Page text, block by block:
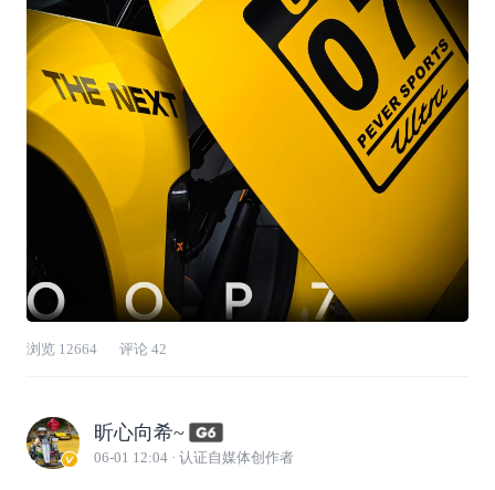
浏览 12664 评论 42
昕心向希~
06-01 12:04 · 认证自媒体创作者